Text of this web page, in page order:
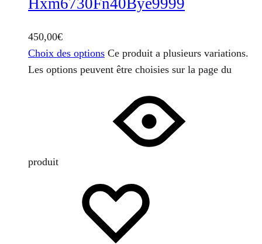
450,00€
Choix des options Ce produit a plusieurs variations.
Les options peuvent être choisies sur la page du
produit